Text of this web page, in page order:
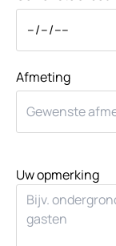
Afmeting
Uw opmerking